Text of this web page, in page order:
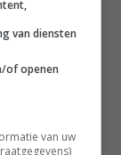
nieuwe
Italië en
het aantal...
van diensten
of openen
van uw